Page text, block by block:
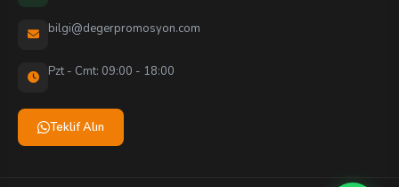
bilgi@degerpromosyon.com
Pzt - Cmt: 09:00 - 18:00
Teklif Alın